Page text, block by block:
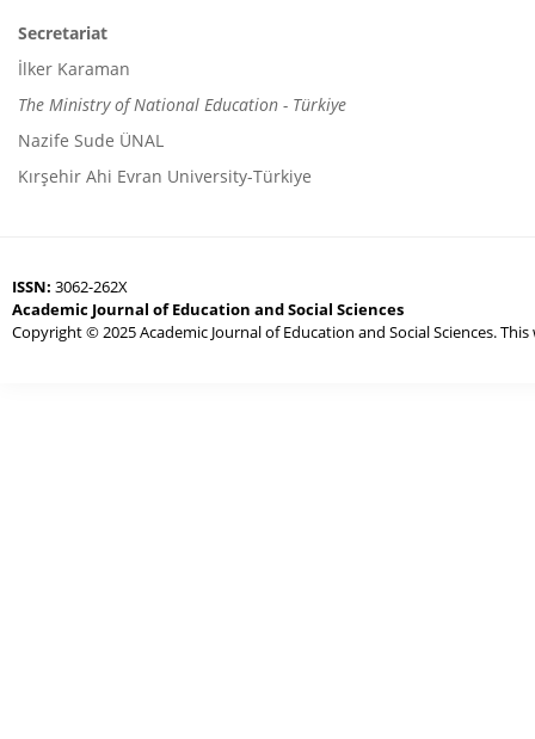
Secretariat
İlker Karaman
The Ministry of National Education - Türkiye
Nazife Sude ÜNAL
Kırşehir Ahi Evran University-Türkiye
ISSN: 3062-262X
Academic Journal of Education and Social Sciences
Copyright © 2025 Academic Journal of Education and Social Sciences.